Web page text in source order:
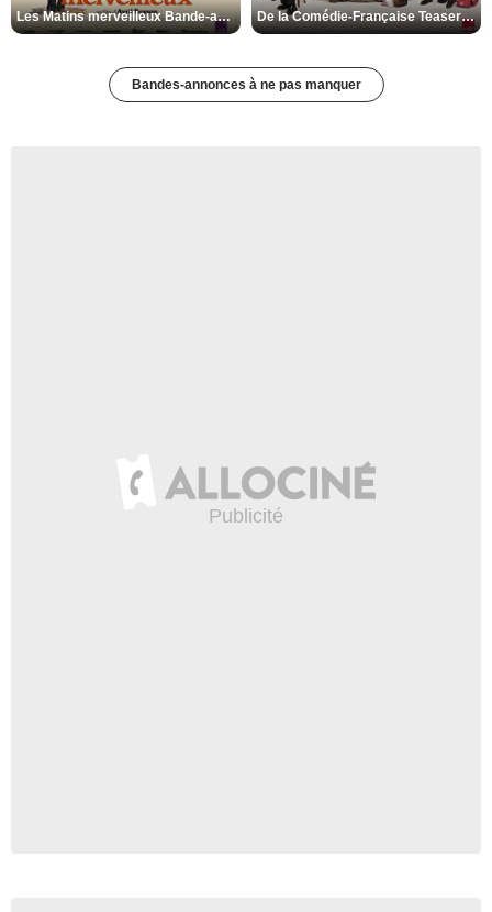
Les Matins merveilleux Bande-annonce VF De la Comédie-Française Teaser VF
Bandes-annonces à ne pas manquer